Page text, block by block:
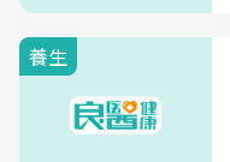
養生